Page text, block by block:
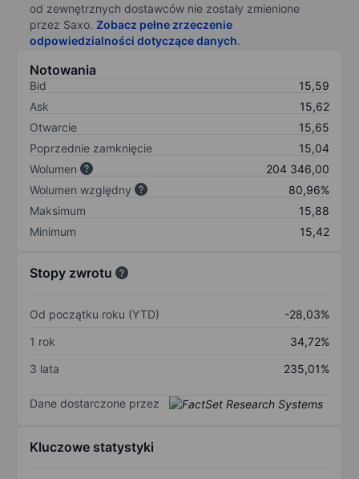
od zewnętrznych dostawców nie zostały zmienione
przez Saxo. Zobacz pełne zrzeczenie
odpowiedzialności dotyczące danych.
Notowania
Bid
15,59
Ask
15,62
Otwarcie
15,65
Poprzednie zamknięcie
15,04
Wolumen
204 346,00
Wolumen względny
80,96%
Maksimum
15,88
Minimum
15,42
Stopy zwrotu
Od początku roku (YTD)
-28,03%
1 rok
34,72%
3 lata
235,01%
Dane dostarczone przez
Kluczowe statystyki